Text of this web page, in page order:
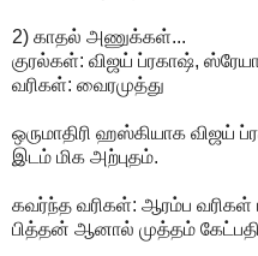
2) காதல் அணுக்கள்...
குரல்கள்: விஜய் ப்ரகாஷ்,
வரிகள்: வைரமுத்து
ஒருமாதிரி ஹஸ்கியாக விஜய்
இடம் மிக அற்புதம்.
கவர்ந்த வரிகள்: ஆரம்ப வரிகள்
பித்தன் ஆனால் முத்தம்